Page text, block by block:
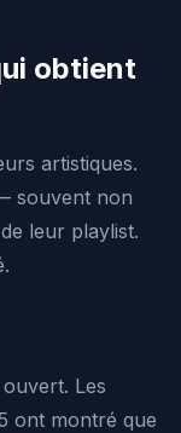
obtient
artistiques.
souvent non
leur playlist.
Les
ont montré que